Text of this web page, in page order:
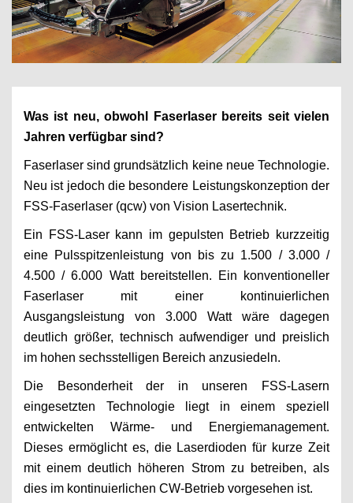
Was ist neu, obwohl Faserlaser bereits seit vielen
Jahren verfügbar sind?
Faserlaser sind grundsätzlich keine neue Technologie.
Neu ist jedoch die besondere Leistungskonzeption der
FSS-Faserlaser (qcw) von Vision Lasertechnik.
Ein FSS-Laser kann im gepulsten Betrieb kurzzeitig
eine Pulsspitzenleistung von bis zu 1.500 / 3.000 /
4.500 / 6.000 Watt bereitstellen. Ein konventioneller
Faserlaser mit einer kontinuierlichen
Ausgangsleistung von 3.000 Watt wäre dagegen
deutlich größer, technisch aufwendiger und preislich
im hohen sechsstelligen Bereich anzusiedeln.
Die Besonderheit der in unseren FSS-Lasern
eingesetzten Technologie liegt in einem speziell
entwickelten Wärme- und Energiemanagement.
Dieses ermöglicht es, die Laserdioden für kurze Zeit
mit einem deutlich höheren Strom zu betreiben, als
dies im kontinuierlichen CW-Betrieb vorgesehen ist.